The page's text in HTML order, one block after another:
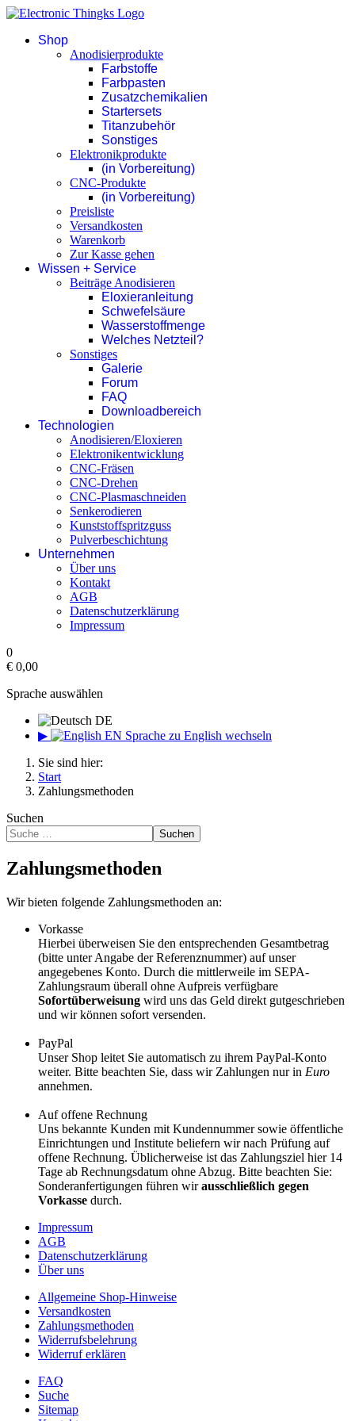
Shop
Anodisierprodukte
Farbstoffe
Farbpasten
Zusatzchemikalien
Startersets
Titanzubehör
Sonstiges
Elektronikprodukte
(in Vorbereitung)
CNC-Produkte
(in Vorbereitung)
Preisliste
Versandkosten
Warenkorb
Zur Kasse gehen
Wissen + Service
Beiträge Anodisieren
Eloxieranleitung
Schwefelsäure
Wasserstoffmenge
Welches Netzteil?
Sonstiges
Galerie
Forum
FAQ
Downloadbereich
Technologien
Anodisieren/Eloxieren
Elektronikentwicklung
CNC-Fräsen
CNC-Drehen
CNC-Plasmaschneiden
Senkerodieren
Kunststoffspritzguss
Pulverbeschichtung
Unternehmen
Über uns
Kontakt
AGB
Datenschutzerklärung
Impressum
0
€ 0,00‎
Sprache auswählen
DE
▶
EN Sprache zu English wechseln
Sie sind hier:
Start
Zahlungsmethoden
Suchen
Suchen
Zahlungsmethoden
Wir bieten folgende Zahlungsmethoden an:
Vorkasse
Hierbei überweisen Sie den entsprechenden Gesamtbetrag
(bitte unter Angabe der Referenznummer) auf unser
angegebenes Konto. Durch die mittlerweile im SEPA-
Zahlungsraum überall ohne Aufpreis verfügbare
Sofortüberweisung wird uns das Geld direkt gutgeschrieben
und wir können sofort versenden.
PayPal
Unser Shop leitet Sie automatisch zu ihrem PayPal-Konto
weiter. Bitte beachten Sie, dass wir Zahlungen nur in Euro
annehmen.
Auf offene Rechnung
Uns bekannte Kunden mit Kundennummer sowie öffentliche
Einrichtungen und Institute beliefern wir nach Prüfung auf
offene Rechnung. Üblicherweise ist das Zahlungsziel hier 14
Tage ab Rechnungsdatum ohne Abzug. Bitte beachten Sie:
Sonderanfertigungen führen wirausschließlich gegen
Vorkasse durch.
Impressum
AGB
Datenschutzerklärung
Über uns
Allgemeine Shop-Hinweise
Versandkosten
Zahlungsmethoden
Widerrufsbelehrung
Widerruf erklären
FAQ
Suche
Sitemap